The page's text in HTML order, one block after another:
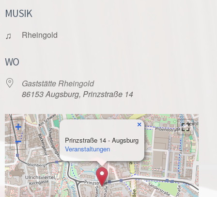
MUSIK
♫ Rheingold
WO
Gaststätte Rheingold
86153 Augsburg, Prinzstraße 14
Prinzstraße 14 - Augsburg
Veranstaltungen
×
+
−